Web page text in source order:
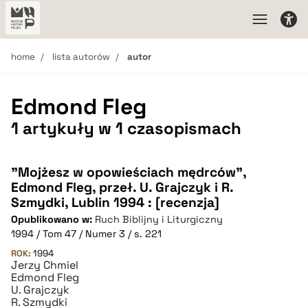
home lista autorów autor
Edmond Fleg
1 artykuły w 1 czasopismach
"Mojżesz w opowieściach mędrców",
Edmond Fleg, przeł. U. Grajczyk i R.
Szmydki, Lublin 1994 : [recenzja]
Opublikowano w: Ruch Biblijny i Liturgiczny
1994 / Tom 47 / Numer 3 / s. 221
ROK: 1994
Jerzy Chmiel
Edmond Fleg
U. Grajczyk
R. Szmydki